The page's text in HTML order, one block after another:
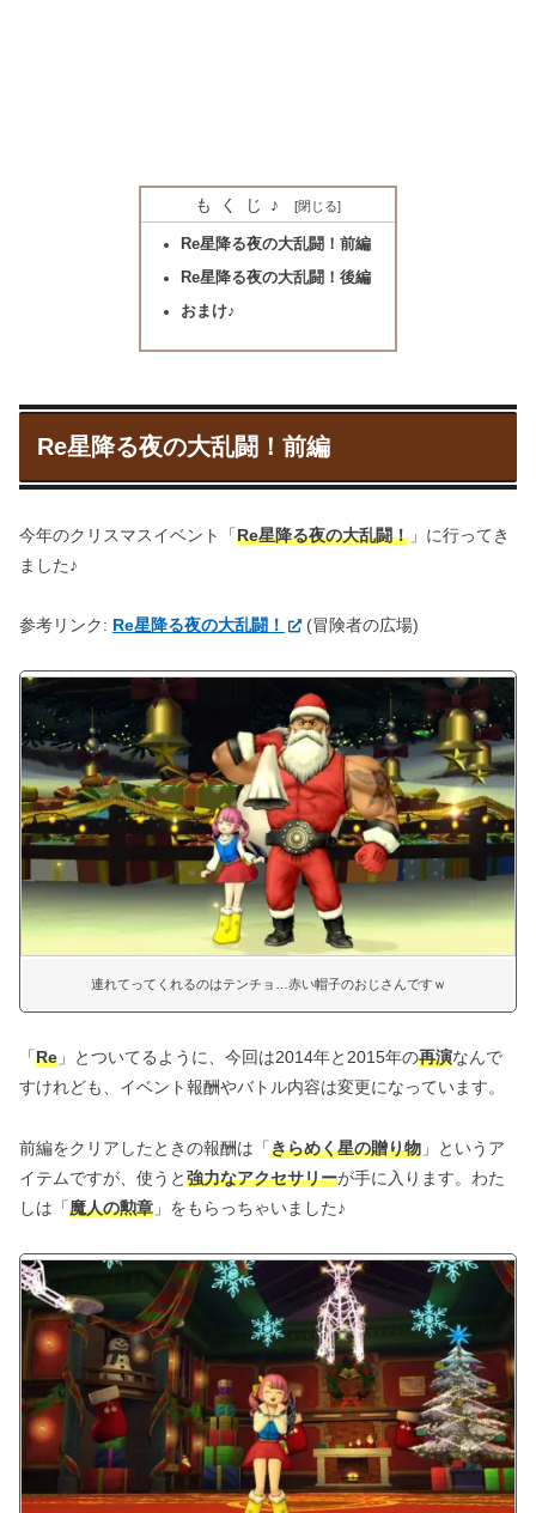
もくじ♪
Re星降る夜の大乱闘！前編
Re星降る夜の大乱闘！後編
おまけ♪
Re星降る夜の大乱闘！前編
今年のクリスマスイベント「Re星降る夜の大乱闘！ 」に行ってき
ました♪
参考リンク: Re星降る夜の大乱闘！ (冒険者の広場)
連れてってくれるのはテンチョ…赤い帽子のおじさんですｗ
「Re 」とついてるように、今回は2014年と2015年の再演なんで
すけれども、イベント報酬やバトル内容は変更になっています。
前編をクリアしたときの報酬は「きらめく星の贈り物 」というア
イテムですが、使うと強力なアクセサリーが手に入ります。わた
しは「魔人の勲章 」をもらっちゃいました♪